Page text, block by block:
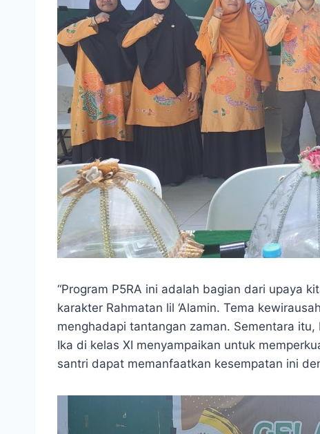
“Program P5RA ini adalah bagian dari upaya
karakter Rahmatan lil ‘Alamin. Tema
menghadapi tantangan zaman. Sementara
Ika di kelas XI menyampaikan untuk
santri dapat memanfaatkan kesempatan ini